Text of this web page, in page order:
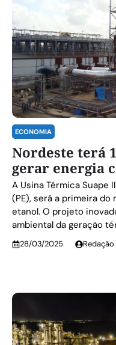
ECONOMIA
Nordeste terá
gerar energia
A Usina Térmica Suape
(PE), será a primeira do
etanol. O projeto
ambiental da geração
28/03/2025